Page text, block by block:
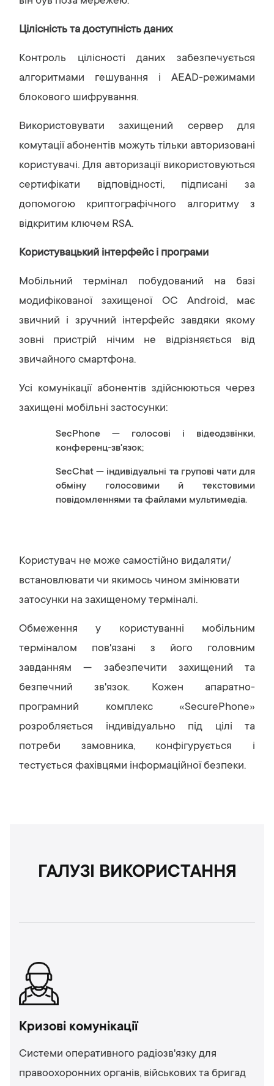
Цілісність та доступність даних
Контроль цілісності даних забезпечується
алгоритмами гешування і AEAD-режимами
блокового шифрування.
Використовувати захищений сервер для
комутації абонентів можуть тільки авторизовані
користувачі. Для авторизації використовуються
сертифікати відповідності, підписані за
допомогою криптографічного алгоритму з
відкритим ключем RSA.
Користувацький інтерфейс і програми
Мобільний термінал побудований на базі
модифікованої захищеної ОС Android, має
звичний і зручний інтерфейс завдяки якому
зовні пристрій нічим не відрізняється від
звичайного смартфона.
Усі комунікації абонентів здійснюються через
захищені мобільні застосунки:
SecPhone — голосові і відеодзвінки,
конференц-зв'язок;
SecChat — індивідуальні та групові чати для
обміну голосовими й текстовими
повідомленнями та файлами мультимедіа.
Користувач не може самостійно видаляти/
встановлювати чи якимось чином змінювати
затосунки на захищеному терміналі.
Обмеження у користуванні мобільним
терміналом пов'язані з його головним
завданням — забезпечити захищений та
безпечний зв'язок. Кожен апаратно-
програмний комплекс «SecurePhone»
розробляється індивідуально під цілі та
потреби замовника, конфігурується і
тестується фахівцями інформаційної безпеки.
ГАЛУЗІ ВИКОРИСТАННЯ
Кризові комунікації
Системи оперативного радіозв'язку для
правоохоронних органів, військових та бригад